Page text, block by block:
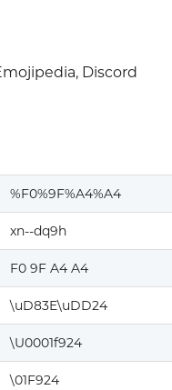
Discord
%F0%9F%A4%A4
xn--dq9h
F0 9F A4 A4
\uD83E\uDD24
\U0001f924
\01F924